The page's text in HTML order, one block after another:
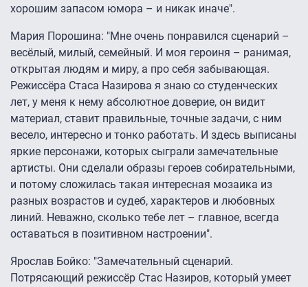
хорошим запасом юмора – и никак иначе".
Мария Порошина: "Мне очень понравился сценарий –
весёлый, милый, семейный. И моя героиня – ранимая,
открытая людям и миру, а про себя забывающая.
Режиссёра Стаса Назирова я знаю со студенческих
лет, у меня к нему абсолютное доверие, он видит
материал, ставит правильные, точные задачи, с ним
весело, интересно и тонко работать. И здесь выписаны
яркие персонажи, которых сыграли замечательные
артисты. Они сделали образы героев собирательными,
и потому сложилась такая интересная мозаика из
разных возрастов и судеб, характеров и любовных
линий. Неважно, сколько тебе лет – главное, всегда
оставаться в позитивном настроении".
Ярослав Бойко: "Замечательный сценарий.
Потрясающий режиссёр Стас Назиров, который умеет